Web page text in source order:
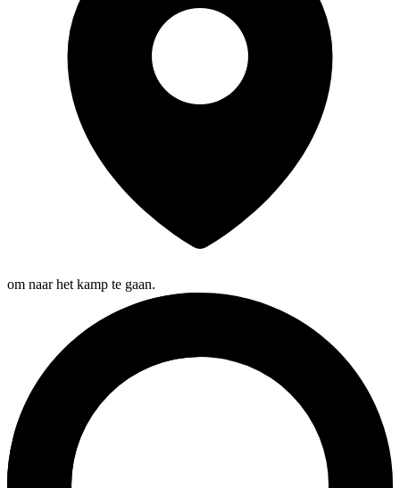
om naar het kamp te gaan.